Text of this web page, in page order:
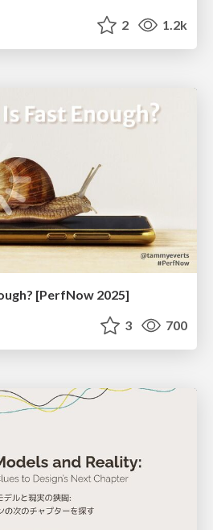
2 1.2k
[PerfNow 2025]
3 700